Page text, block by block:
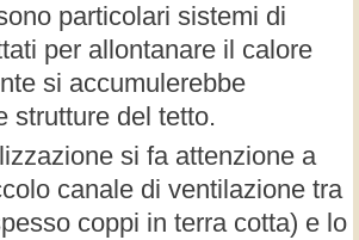
particolari sistemi di
per allontanare il calore
si accumulerebbe
strutture del tetto.
si fa attenzione a
canale di ventilazione tra
coppi in terra cotta) e lo